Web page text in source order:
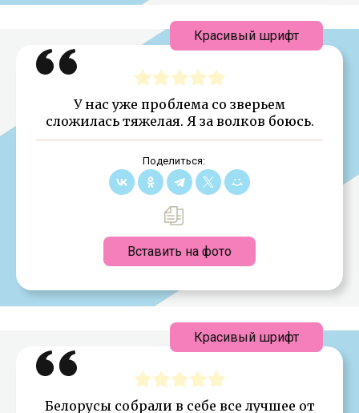
У нас уже проблема со зверьем
сложилась тяжелая. Я за волков боюсь.
Поделиться:
Вставить на фото
Красивый шрифт
Белорусы собрали в себе все лучшее от
Красивый шрифт